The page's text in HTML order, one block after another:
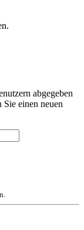
abgegeben
einen neuen